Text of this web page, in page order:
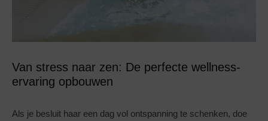
Van stress naar zen: De perfecte wellness-
ervaring opbouwen
Als je besluit haar een dag vol ontspanning te schenken, doe